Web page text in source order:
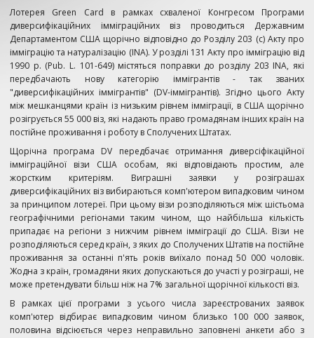
Лотерея Green Card в рамках схваленої Конгресом Програми
диверсифікаційних імміграційних віз проводиться Державним
Департаментом США щорічно відповідно до Розділу 203 (с) Акту про
імміграцію та натуралізацію (INA). У розділі 131 Акту про імміграцію від
1990 р. (Pub. L. 101-649) містяться поправки до розділу 203 INA, які
передбачають нову категорію іммігрантів - так званих
"диверсифікаційних іммігрантів" (DV-іммігрантів). Згідно цього Акту
між мешканцями країн із низьким рівнем імміграції, в США щорічно
розігрується 55 000 віз, які надають право громадянам інших країн на
постійне проживання і роботу в Сполучених Штатах.
Щорічна програма DV передбачає отримання диверсіфікаційної
імміграційної візи США особам, які відповідають простим, але
жорстким критеріям. Виграшні заявки у розіграшах
диверсифікаційних віз вибираються комп'ютером випадковим чином
за принципом лотереї. При цьому візи розподіляються між шістьома
географічними регіонами таким чином, що найбільша кількість
припадає на регіони з нижчим рівнем імміграції до США. Візи не
розподіляються серед країн, з яких до Сполучених Штатів на постійне
проживання за останні п'ять років виїхало понад 50 000 чоловік.
Жодна з країн, громадяни яких допускаються до участі у розіграші, не
може претендувати більш ніж на 7% загальної щорічної кількості віз.
В рамках цієї програми з усього числа зареєстрованих заявок
комп'ютер відбирає випадковим чином близько 100 000 заявок,
половина відсіюється через неправильно заповнені анкети або з